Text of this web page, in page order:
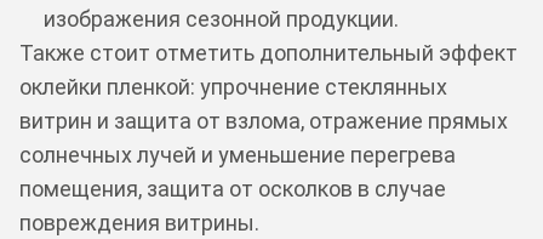
изображения сезонной продукции.
Также стоит отметить дополнительный эффект
оклейки пленкой: упрочнение стеклянных
витрин и защита от взлома, отражение прямых
солнечных лучей и уменьшение перегрева
помещения, защита от осколков в случае
повреждения витрины.